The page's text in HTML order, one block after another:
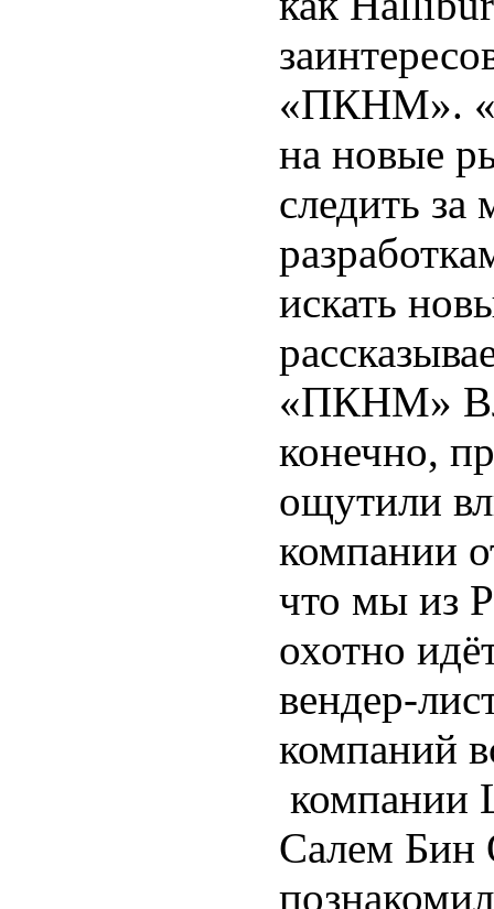
«ПКНМ».
на новые
следить
искать
«ПКНМ»
конечно,
ощутили
компании
что мы из
охотно
вендер-
компаний
компании
Салем